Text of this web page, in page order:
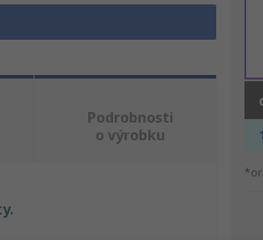
Podrobnosti
o výrobku